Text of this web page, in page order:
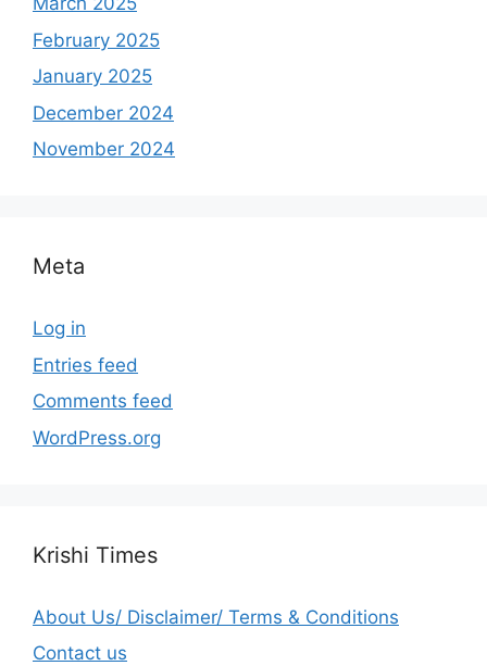
February 2025
January 2025
December 2024
November 2024
Meta
Log in
Entries feed
Comments feed
WordPress.org
Krishi Times
About Us/ Disclaimer/ Terms & Conditions
Contact us